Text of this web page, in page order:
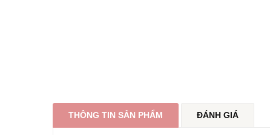
THÔNG TIN SẢN PHẨM ĐÁNH GIÁ